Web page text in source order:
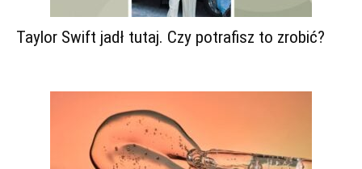
Taylor Swift jadł tutaj. Czy potrafisz to zrobić?